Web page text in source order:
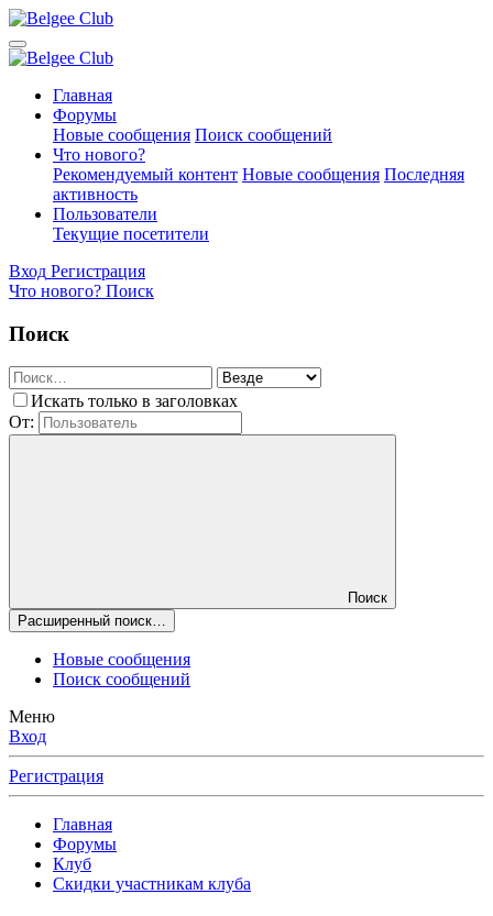
Главная
Форумы
Новые сообщения Поиск сообщений
Что нового?
Рекомендуемый контент Новые сообщения Последняя
активность
Пользователи
Текущие посетители
Вход Регистрация
Что нового? Поиск
Поиск
Искать только в заголовках
От:
Поиск
Расширенный поиск…
Новые сообщения
Поиск сообщений
Меню
Вход
Регистрация
Главная
Форумы
Клуб
Скидки участникам клуба